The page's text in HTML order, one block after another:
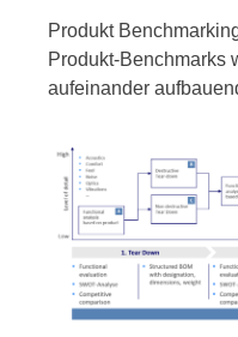
Produkt
Produkt-Benchmarks
aufeinander